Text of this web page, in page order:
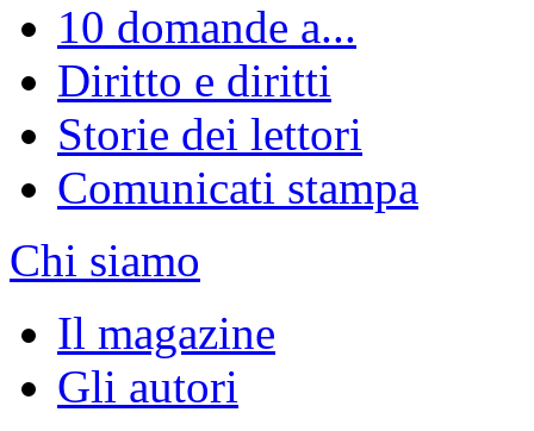
10 domande a...
Diritto e diritti
Storie dei lettori
Comunicati stampa
Chi siamo
Il magazine
Gli autori